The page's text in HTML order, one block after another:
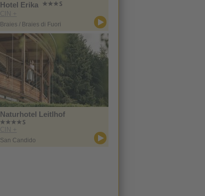
Hotel Erika
CIN +
Braies / Braies di Fuori
Naturhotel Leitlhof
CIN +
San Candido